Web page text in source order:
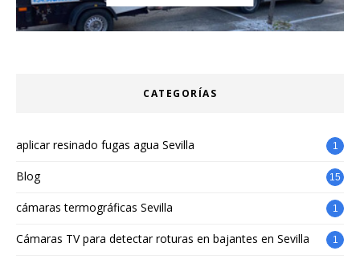
CATEGORÍAS
aplicar resinado fugas agua Sevilla 1
Blog 15
cámaras termográficas Sevilla 1
Cámaras TV para detectar roturas en bajantes en Sevilla 1